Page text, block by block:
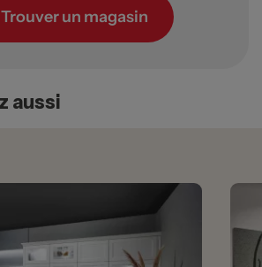
Trouver un magasin
aussi